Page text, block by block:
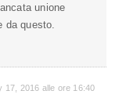
unione
da questo.
17, 2016 alle ore 16:40